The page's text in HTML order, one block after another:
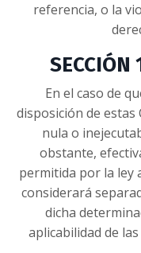
referencia, o la
En el caso de
disposición de estas
nula o
obstante,
permitida por la ley
considerará
dicha
aplicabilidad de